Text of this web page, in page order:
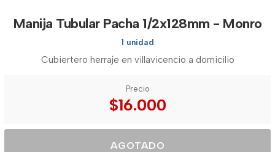
Manija Tubular Pacha 1/2x128mm - Monro
1 unidad
Cubiertero herraje en villavicencio a domicilio
Precio
$16.000
AGOTADO